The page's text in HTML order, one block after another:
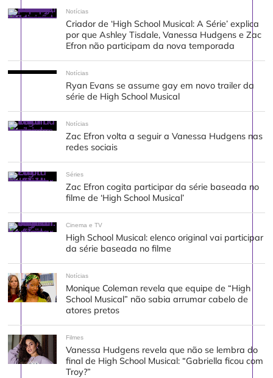
Notícias
Criador de ‘High School Musical: A Série’ explica
por que Ashley Tisdale, Vanessa Hudgens e Zac
Efron não participam da nova temporada
Notícias
Ryan Evans se assume gay em novo trailer da
série de High School Musical
Notícias
Zac Efron volta a seguir a Vanessa Hudgens nas
redes sociais
Séries
Zac Efron cogita participar da série baseada no
filme de ‘High School Musical’
Cinema e TV
High School Musical: elenco original vai participar
da série baseada no filme
Notícias
Monique Coleman revela que equipe de “High
School Musical” não sabia arrumar cabelo de
atores pretos
Filmes
Vanessa Hudgens revela que não se lembra do
final de High School Musical: “Gabriella ficou com
Troy?”